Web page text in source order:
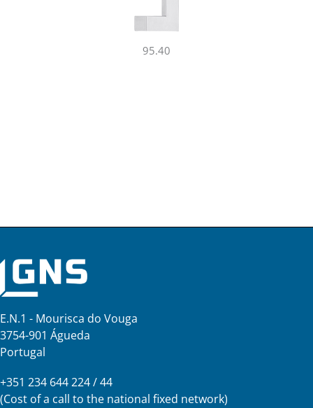
95.40
E.N.1 - Mourisca do Vouga
3754-901 Águeda
Portugal
+351 234 644 224 / 44
(Cost of a call to the national fixed network)